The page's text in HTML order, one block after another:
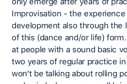
Improvisation - the
development also through the
of this (dance and/or life)
at people with a sound basic
two years of regular practice
won't be talking about rolling